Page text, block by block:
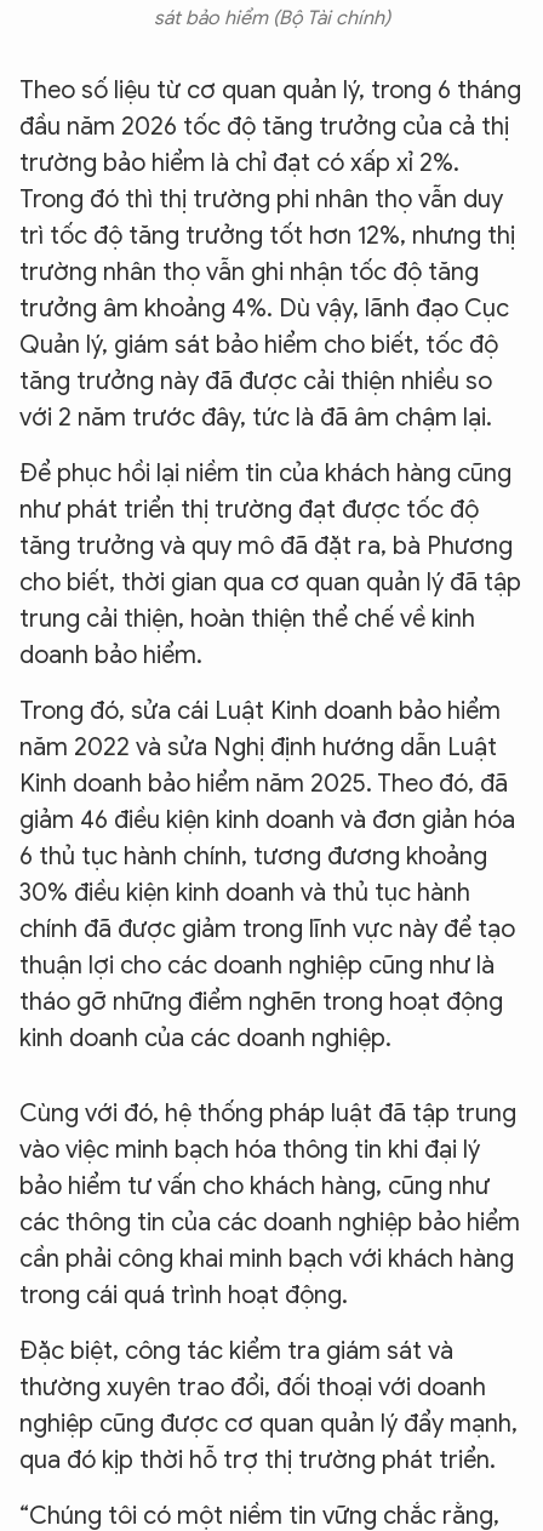
sát bảo hiểm (Bộ Tài chính)
Theo số liệu từ cơ quan quản lý, trong 6 tháng
đầu năm 2026 tốc độ tăng trưởng của cả thị
trường bảo hiểm là chỉ đạt có xấp xỉ 2%.
Trong đó thì thị trường phi nhân thọ vẫn duy
trì tốc độ tăng trưởng tốt hơn 12%, nhưng thị
trường nhân thọ vẫn ghi nhận tốc độ tăng
trưởng âm khoảng 4%. Dù vậy, lãnh đạo Cục
Quản lý, giám sát bảo hiểm cho biết, tốc độ
tăng trưởng này đã được cải thiện nhiều so
với 2 năm trước đây, tức là đã âm chậm lại.
Để phục hồi lại niềm tin của khách hàng cũng
như phát triển thị trường đạt được tốc độ
tăng trưởng và quy mô đã đặt ra, bà Phương
cho biết, thời gian qua cơ quan quản lý đã tập
trung cải thiện, hoàn thiện thể chế về kinh
doanh bảo hiểm.
Trong đó, sửa cái Luật Kinh doanh bảo hiểm
năm 2022 và sửa Nghị định hướng dẫn Luật
Kinh doanh bảo hiểm năm 2025. Theo đó, đã
giảm 46 điều kiện kinh doanh và đơn giản hóa
6 thủ tục hành chính, tương đương khoảng
30% điều kiện kinh doanh và thủ tục hành
chính đã được giảm trong lĩnh vực này để tạo
thuận lợi cho các doanh nghiệp cũng như là
tháo gỡ những điểm nghẽn trong hoạt động
kinh doanh của các doanh nghiệp.
Cùng với đó, hệ thống pháp luật đã tập trung
vào việc minh bạch hóa thông tin khi đại lý
bảo hiểm tư vấn cho khách hàng, cũng như
các thông tin của các doanh nghiệp bảo hiểm
cần phải công khai minh bạch với khách hàng
trong cái quá trình hoạt động.
Đặc biệt, công tác kiểm tra giám sát và
thường xuyên trao đổi, đối thoại với doanh
nghiệp cũng được cơ quan quản lý đẩy mạnh,
qua đó kịp thời hỗ trợ thị trường phát triển.
“Chúng tôi có một niềm tin vững chắc rằng,